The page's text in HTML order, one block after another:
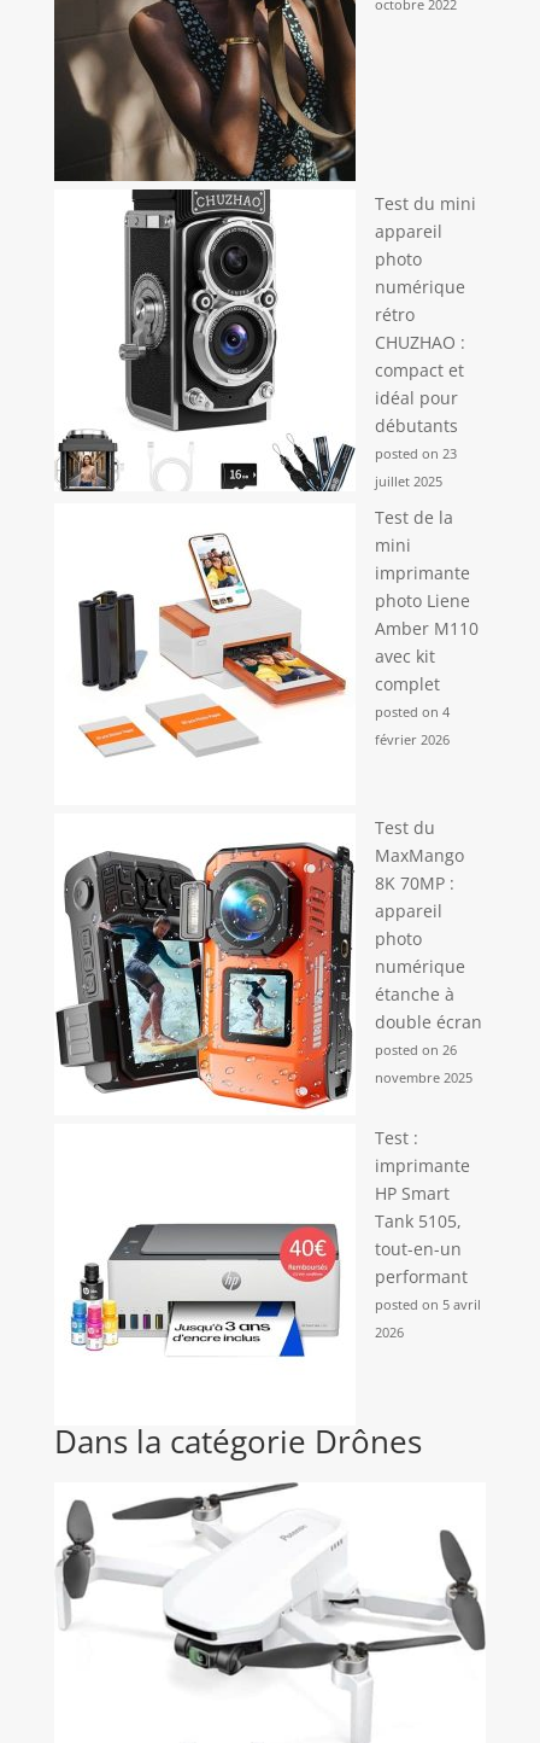
octobre 2022
Test du mini
appareil
photo
numérique
rétro
CHUZHAO :
compact et
idéal pour
débutants
posted on 23
juillet 2025
Test de la
mini
imprimante
photo Liene
Amber M110
avec kit
complet
posted on 4
février 2026
Test du
MaxMango
8K 70MP :
appareil
photo
numérique
étanche à
double écran
posted on 26
novembre 2025
Test :
imprimante
HP Smart
Tank 5105,
tout-en-un
performant
posted on 5 avril
2026
Dans la catégorie Drônes